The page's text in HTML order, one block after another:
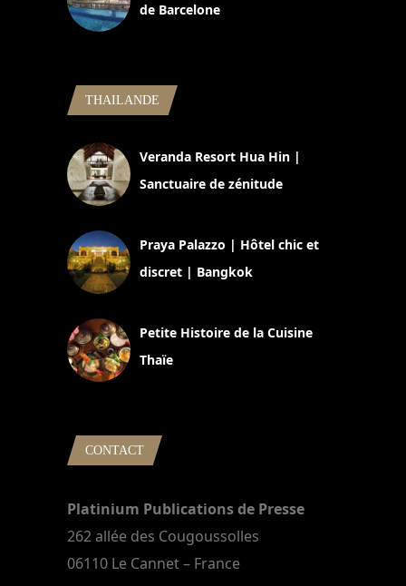
de Barcelone
THAILANDE
Veranda Resort Hua Hin |
Sanctuaire de zénitude
Praya Palazzo | Hôtel chic et
discret | Bangkok
Petite Histoire de la Cuisine
Thaïe
CONTACT
Platinium Publications de Presse
262 allée des Cougoussolles
06110 Le Cannet – France